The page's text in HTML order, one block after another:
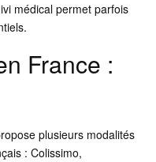
médical permet parfois
France :
plusieurs modalités
: Colissimo,